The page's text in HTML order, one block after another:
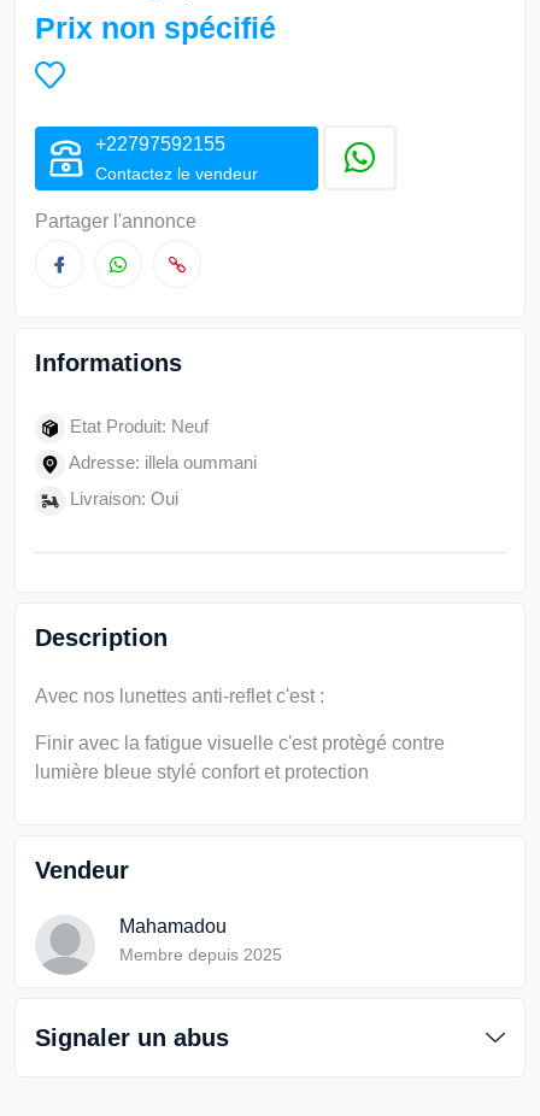
Prix non spécifié
+22797592155
Contactez le vendeur
Partager l'annonce
Informations
Etat Produit: Neuf
Adresse: illela oummani
Livraison: Oui
Description
Avec nos lunettes anti-reflet c'est :
Finir avec la fatigue visuelle c'est protègé contre
lumière bleue stylé confort et protection
Vendeur
Mahamadou
Membre depuis 2025
Signaler un abus